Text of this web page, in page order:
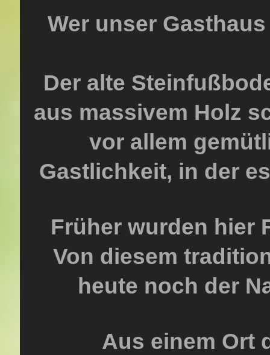
Wer unser
Der alte
aus massivem Holz
vor allem
Gastlichkeit, in der
Früher wurden hier
Von diesem
heute noch der
Aus einem Ort